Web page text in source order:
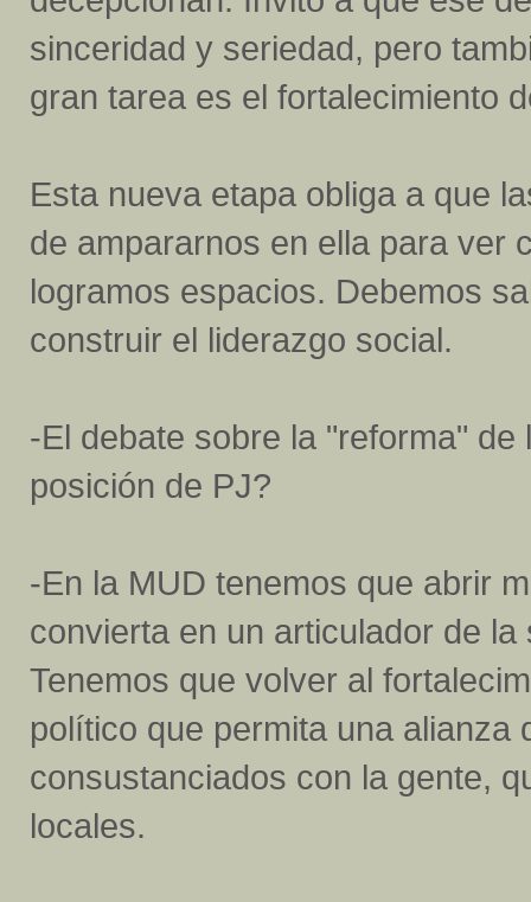
sinceridad y seriedad, pero
gran tarea es el fortalecimiento
Esta nueva etapa obliga a que
de ampararnos en ella para ver
logramos espacios. Debemos
construir el liderazgo social.
-El debate sobre la "reforma"
posición de PJ?
-En la MUD tenemos que abrir
convierta en un articulador de
Tenemos que volver al
político que permita una
consustanciados con la gente,
locales.